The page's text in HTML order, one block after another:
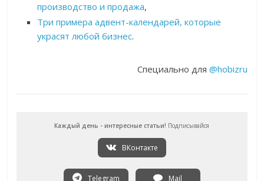
производство и продажа,
Три примера адвент-календарей, которые
украсят любой бизнес.
Специально для @hobizru
Каждый день - интересные статьи! Подписывайся
ВКонтакте
Telegram Mail